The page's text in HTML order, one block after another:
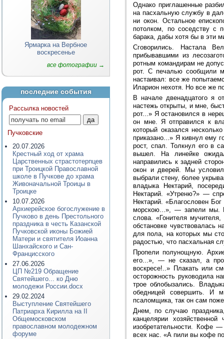
Ярмарка на Вербное
воскресенье
все фотографии →
последние события
Рассылка новостей
Пучковские
20.07.2026
Крестный ход от храма
Царственных страстотерпцев
при Троицкой Православной
школе в Пучкове до храма
Живоначальной Троицы в
Троицке
10.07.2026
Архиерейское богослужение в
Пучково в день Престольного
праздника в честь Казанской
Пучковской иконы Божией
Матери и святителя Иоанна
Шанхайского и Сан-
Францисского
27.06.2026
ЦП №219 Обращение
Святейшего... ко Дню
молодежи России.docx
29.02.2024
Выступление Святейшего
Патриарха Кирилла на II
Общемосковском
православном молодежном
форуме
Однако приглашенные
на пасхальную службу в
ни окон. Остальное
потолком, по соседству с
барака, дабы хотя бы в эти
Сговорились. Настала
прибывавшими из
ротным командирам не
рот. С печалью сообщили
настаивал: все же
Иларион нехотя. Но все же
В начале двенадцатого я
настежь открыты, и мне,
рот...» Я остановился в
он мне. Я отправился к
который оказался
приказано...» Я кивнул ему
рост, спал. Толкнул его в
вышел. На линейке
направились к задней
окон и дверей. Мы
выбрали стену, более
владыка Нектарий,
Нектарий. «Утреню?» —
Нектарий. «Благословен
морскою...», — запели мы.
слова. «Гонителя
обстановке чувствовалась
для пола, на которых мы
радостью, что пасхальная
Пропели полунощную.
его...», — не сказал, а
воскресе!..» Плакать или
осторожность руководила
трое облобызались.
обедницей совершить. И
псаломщика, так он сам
Днем, по случаю
канцелярии
изобретательности. Кофе
всех нас. «А пили вы кофе